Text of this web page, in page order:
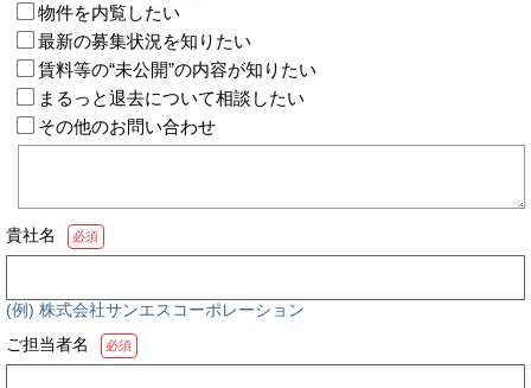
物件を内覧したい
最新の募集状況を知りたい
賃料等の“未公開”の内容が知りたい
まるっと退去について相談したい
その他のお問い合わせ
貴社名 必須
(例) 株式会社サンエスコーポレーション
ご担当者名
必須